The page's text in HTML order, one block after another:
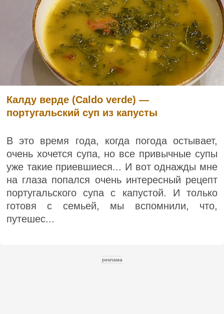
Калду верде (Caldo verde) —
португальский суп из капусты
В это время года, когда погода остывает,
очень хочется супа, но все привычные супы
уже такие приевшиеся... И вот однажды мне
на глаза попался очень интересный рецепт
португальского супа с капустой. И только
готовя с семьей, мы вспомнили, что,
путешес...
реклама